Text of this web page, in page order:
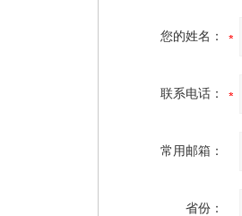
您的姓名：
联系电话：
常用邮箱：
省份：